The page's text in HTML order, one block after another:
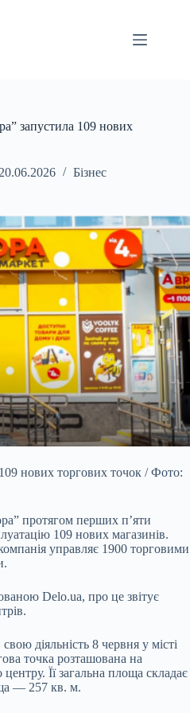
запустила 109 нових
20.06.2026 Бізнес
нових торгових точок / Фото:
протягом перших п’яти
109 нових магазинів.
управляє 1900 торговими
Delo.ua, про це звітує
діяльність 8 червня у місті
точка розташована на
Її загальна площа складає
— 257 кв. м.